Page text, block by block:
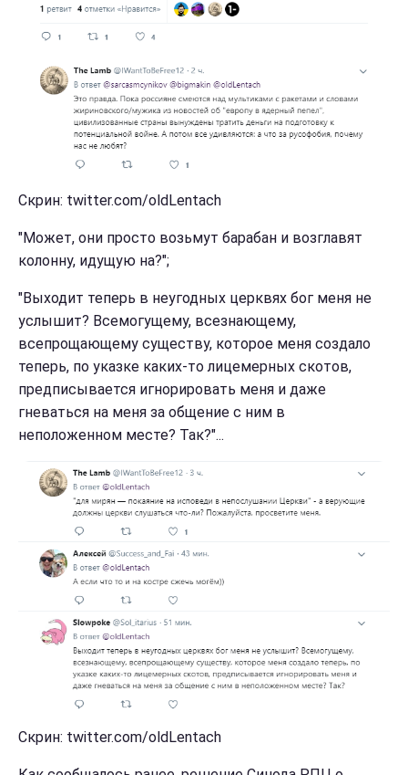
Скрин: twitter.com/oldLentach
"Может, они просто возьмут барабан и возглавят
колонну, идущую на?";
"Выходит теперь в неугодных церквях бог меня не
услышит? Всемогущему, всезнающему,
всепрощающему существу, которое меня создало
теперь, по указке каких-то лицемерных скотов,
предписывается игнорировать меня и даже
гневаться на меня за общение с ним в
неположенном месте? Так?"...
Скрин: twitter.com/oldLentach